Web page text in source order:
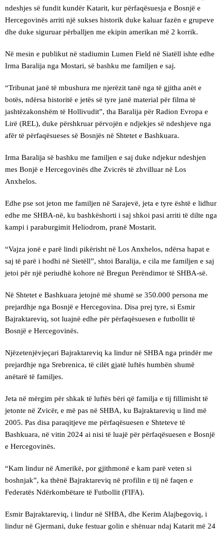
ndeshjes së fundit kundër Katarit, kur përfaqësuesja e Bosnjë e
Hercegovinës arriti një sukses historik duke kaluar fazën e grupeve
dhe duke siguruar përballjen me ekipin amerikan më 2 korrik.
Në mesin e publikut në stadiumin Lumen Field në Siatëll ishte edhe
Irma Baralija nga Mostari, së bashku me familjen e saj.
“Tribunat janë të mbushura me njerëzit tanë nga të gjitha anët e
botës, ndërsa historitë e jetës së tyre janë material për filma të
jashtëzakonshëm të Hollivudit”, tha Baralija për Radion Evropa e
Lirë (REL), duke përshkruar përvojën e ndjekjes së ndeshjeve nga
afër të përfaqësueses së Bosnjës në Shtetet e Bashkuara.
Irma Baralija së bashku me familjen e saj duke ndjekur ndeshjen
mes Bonjë e Hercegovinës dhe Zvicrës të zhvilluar në Los
Anxhelos.
Edhe pse sot jeton me familjen në Sarajevë, jeta e tyre është e lidhur
edhe me SHBA-në, ku bashkëshorti i saj shkoi pasi arriti të dilte nga
kampi i paraburgimit Heliodrom, pranë Mostarit.
“Vajza jonë e parë lindi pikërisht në Los Anxhelos, ndërsa hapat e
saj të parë i hodhi në Sietëll”, shtoi Baralija, e cila me familjen e saj
jetoi për një periudhë kohore në Bregun Perëndimor të SHBA-së.
Në Shtetet e Bashkuara jetojnë më shumë se 350.000 persona me
prejardhje nga Bosnjë e Hercegovina. Disa prej tyre, si Esmir
Bajraktareviq, sot luajnë edhe për përfaqësuesen e futbollit të
Bosnjë e Hercegovinës.
Njëzetenjëvjeçari Bajraktareviq ka lindur në SHBA nga prindër me
prejardhje nga Srebrenica, të cilët gjatë luftës humbën shumë
anëtarë të familjes.
Jeta në mërgim për shkak të luftës bëri që familja e tij fillimisht të
jetonte në Zvicër, e më pas në SHBA, ku Bajraktareviq u lind më
2005. Pas disa paraqitjeve me përfaqësuesen e Shteteve të
Bashkuara, në vitin 2024 ai nisi të luajë për përfaqësuesen e Bosnjë
e Hercegovinës.
“Kam lindur në Amerikë, por gjithmonë e kam parë veten si
boshnjak”, ka thënë Bajraktareviq në profilin e tij në faqen e
Federatës Ndërkombëtare të Futbollit (FIFA).
Esmir Bajraktareviq, i lindur në SHBA, dhe Kerim Alajbegoviq, i
lindur në Gjermani, duke festuar golin e shënuar ndaj Katarit më 24